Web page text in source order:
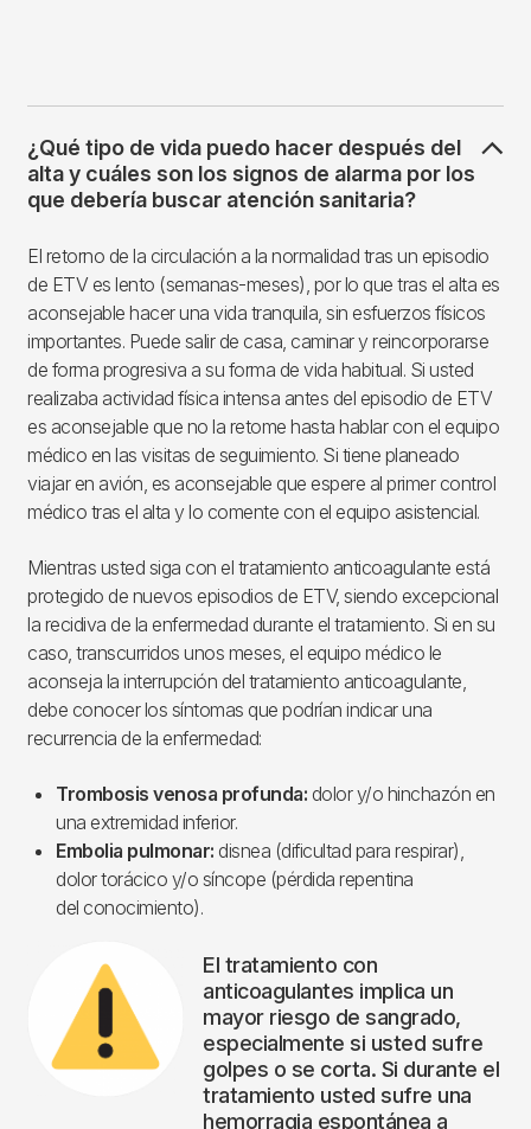
¿Qué tipo de vida puedo hacer después del
alta y cuáles son los signos de alarma por los
que debería buscar atención sanitaria?
El retorno de la circulación a la normalidad tras un episodio
de ETV es lento (semanas-meses), por lo que tras el alta es
aconsejable hacer una vida tranquila, sin esfuerzos físicos
importantes. Puede salir de casa, caminar y reincorporarse
de forma progresiva a su forma de vida habitual. Si usted
realizaba actividad física intensa antes del episodio de ETV
es aconsejable que no la retome hasta hablar con el equipo
médico en las visitas de seguimiento. Si tiene planeado
viajar en avión, es aconsejable que espere al primer control
médico tras el alta y lo comente con el equipo asistencial.
Mientras usted siga con el tratamiento anticoagulante está
protegido de nuevos episodios de ETV, siendo excepcional
la recidiva de la enfermedad durante el tratamiento. Si en su
caso, transcurridos unos meses, el equipo médico le
aconseja la interrupción del tratamiento anticoagulante,
debe conocer los síntomas que podrían indicar una
recurrencia de la enfermedad:
Trombosis venosa profunda: dolor y/o hinchazón en
una extremidad inferior.
Embolia pulmonar: disnea (dificultad para respirar),
dolor torácico y/o síncope (pérdida repentina
del conocimiento).
El tratamiento con
anticoagulantes implica un
mayor riesgo de sangrado,
especialmente si usted sufre
golpes o se corta. Si durante el
tratamiento usted sufre una
hemorragia espontánea a